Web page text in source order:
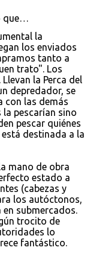
que…
la
los enviados
tanto a
trato". Los
la Perca del
depredador, se
con las demás
la pescarían sino
pescar quiénes
destinada a la
mano de obra
estado a
(cabezas y
los autóctonos,
submercados.
trocito de
lo
fantástico.